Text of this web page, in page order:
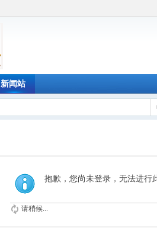
新闻站
抱歉，您尚未登录，无法进行
请稍候...